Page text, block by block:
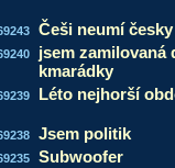
Češi neumí česky
jsem zamilovaná
kmarádky
Léto nejhorší
Jsem politik
Subwoofer